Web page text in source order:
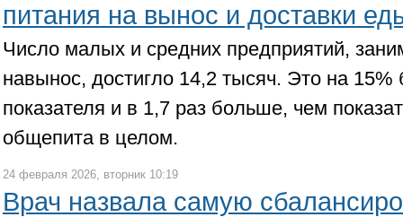
питания на вынос и доставки
Число малых и средних предприятий,
навынос, достигло 14,2 тысяч. Это на
показателя и в 1,7 раз больше, чем
общепита в целом.
24 февраля 2026, вторник 10:19
Врач назвала самую